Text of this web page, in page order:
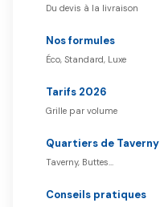
Du devis à la livraison
Nos formules
Éco, Standard, Luxe
Tarifs 2026
Grille par volume
Quartiers de Taverny
Taverny, Buttes…
Conseils pratiques